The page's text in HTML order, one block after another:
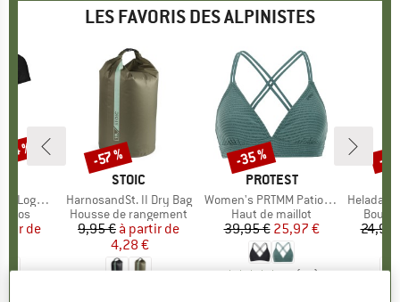
LES FAVORIS DES ALPINISTES
T-Shirt
réduit
de
%
MARQUE
STOIC
Article
HarnosandSt. II Dry Bag
Product group
Housse de rangement
Prix
9,95 € Prix réduit
à partir de
4,28 €
Remise
-57 %
MARQUE
PROTEST
Article
Women's PRTMM Patio Triangle
Product group
Haut de maillot
Prix
39,95 € Prix réduit
25,97 €
( )
Remise
-35 %
Article
HeladagenSt.
24,95
-